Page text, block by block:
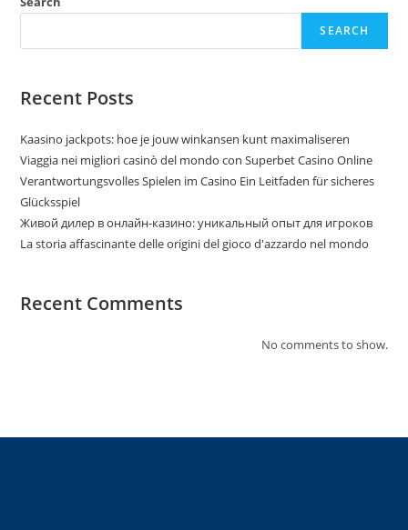
SEARCH
Recent Posts
Kaasino jackpots: hoe je jouw winkansen kunt maximaliseren
Viaggia nei migliori casinò del mondo con Superbet Casino Online
Verantwortungsvolles Spielen im Casino Ein Leitfaden für sicheres
Glücksspiel
Живой дилер в онлайн-казино: уникальный опыт для игроков
La storia affascinante delle origini del gioco d'azzardo nel mondo
Recent Comments
No comments to show.